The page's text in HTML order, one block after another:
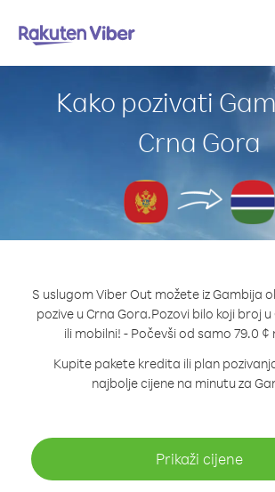
Kako pozivati
Crna Gora
S uslugom Viber Out možete iz Gambija
pozive u Crna Gora.Pozovi bilo koji broj
ili mobilni! - Počevši od samo 79.0 ¢
Kupite pakete kredita ili plan
najbolje cijene na minutu za
Prikaži cijene